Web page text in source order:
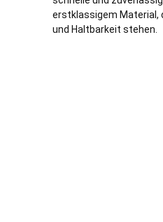
erstklassigem Material,
und Haltbarkeit stehen.